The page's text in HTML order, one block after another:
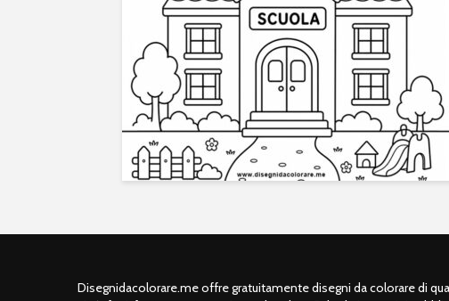
Disegnidacolorare.me offre gratuitamente disegni da colorare di